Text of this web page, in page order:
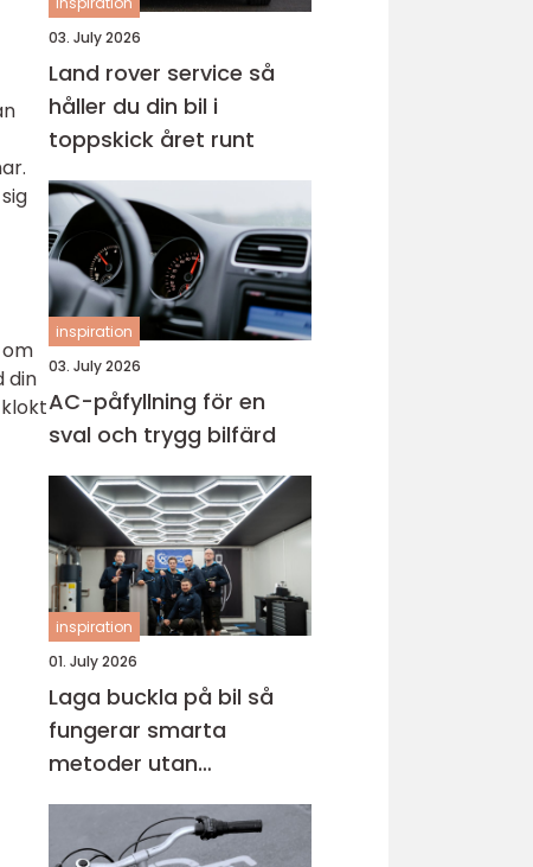
din
03. July 2026
Land rover service så
håller du din bil i
toppskick året runt
inspiration
03. July 2026
AC-påfyllning för en
sval och trygg bilfärd
inspiration
01. July 2026
Laga buckla på bil så
fungerar smarta
metoder utan
omlackering